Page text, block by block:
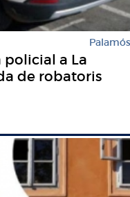
Palamós
a La
de robatoris